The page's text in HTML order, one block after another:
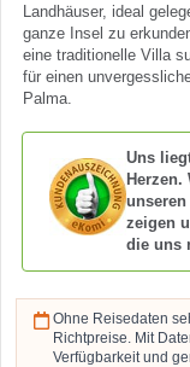
Landhäuser, ideal
ganze Insel zu
eine traditionelle Villa
für einen
Palma.
Uns
zeigen
die uns
Ohne Reisedaten
Richtpreise. Mit
Verfügbarkeit und